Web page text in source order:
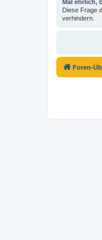
Mal ehrlich,
Diese Frage
verhindern.
Foren-